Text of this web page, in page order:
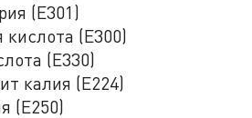
(E301)
кислота (E300)
(E330)
калия (E224)
(E250)